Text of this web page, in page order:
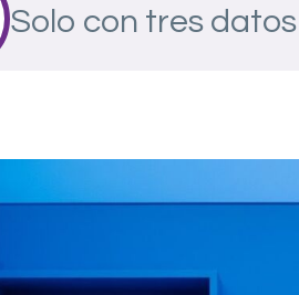
Solo con tres